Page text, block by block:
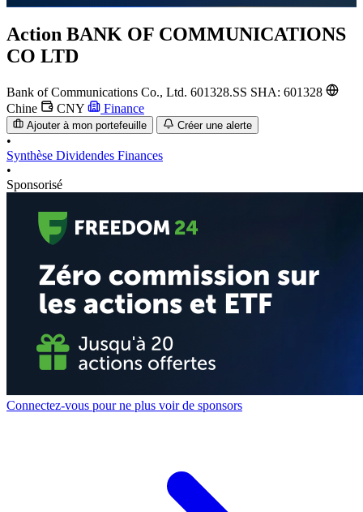
Action BANK OF COMMUNICATIONS
CO LTD
Bank of Communications Co., Ltd. 601328.SS SHA: 601328
Chine
CNY Finance
Ajouter à mon portefeuille Créer une alerte
•
Synthèse Dividendes Finances
•
Sponsorisé
Connectez-vous pour ne plus voir de sponsors